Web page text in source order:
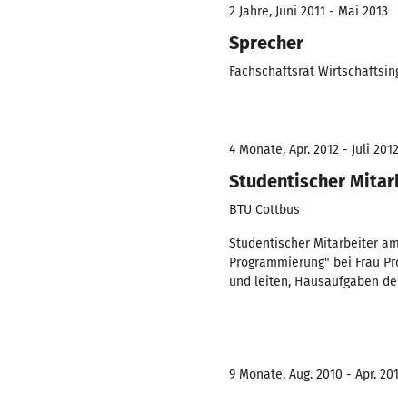
2 Jahre, Juni 2011 - Mai 2013
Sprecher
Fachschaftsrat
4 Monate, Apr. 2012 - Juli 2012
Studentischer
BTU Cottbus
Studentischer Mitarbeiter
Programmierung" bei Frau
und leiten, Hausaufgaben
9 Monate, Aug. 2010 - Apr.